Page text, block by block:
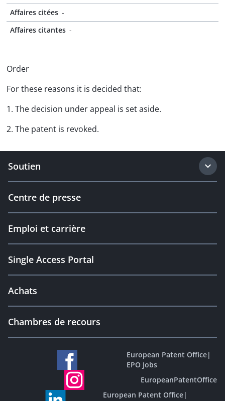
Affaires citées -
Affaires citantes -
Order
For these reasons it is decided that:
1. The decision under appeal is set aside.
2. The patent is revoked.
Soutien
Centre de presse
Emploi et carrière
Single Access Portal
Achats
Chambres de recours
European Patent Office|
EPO Jobs
EuropeanPatentOffice
European Patent Office|